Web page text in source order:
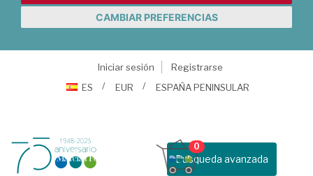
CAMBIAR PREFERENCIAS
Iniciar sesión
Registrarse
ES
EUR ESPAÑA PENINSULAR
Busqueda avanzada
0